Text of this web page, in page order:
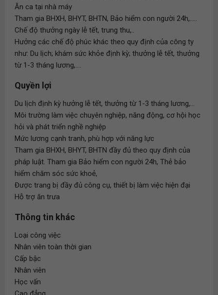
Ăn ca tại nhà máy
Tham gia BHXH, BHYT, BHTN, Bảo hiểm con người 24h,.....
Chế độ thưởng ngày lễ tết, trung thu,..
Hưởng các chế độ phúc khác theo quy định của công ty
như: Du lịch; khám sức khỏe định kỳ; thưởng lễ tết, thưởng
từ 1-3 tháng lương,....
Quyền lợi
Du lịch định kỳ hưởng lễ tết, thưởng từ 1-3 tháng lương,...
Môi trường làm việc chuyên nghiệp, năng động, cơ hội học
hỏi và phát triển nghề nghiệp
Mức lương cạnh tranh, phù hợp với năng lực
Tham gia BHXH, BHYT, BHTN đầy đủ theo quy định của
pháp luật. Tham gia Bảo hiểm con người 24h, Thẻ bảo
hiểm chăm sóc sức khoẻ,
Được trang bị đầy đủ công cụ, thiết bị làm việc hiện đại
Hỗ trợ ăn trưa
Thông tin khác
Loại công việc
Nhân viên toàn thời gian
Cấp bậc
Nhân viên
Học vấn